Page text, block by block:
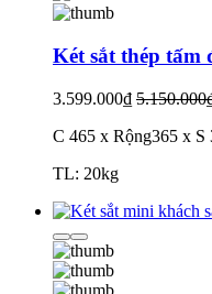
Két sắt thép tấm
3.599.000₫
C 465 x Rộng365 x S
TL: 20kg